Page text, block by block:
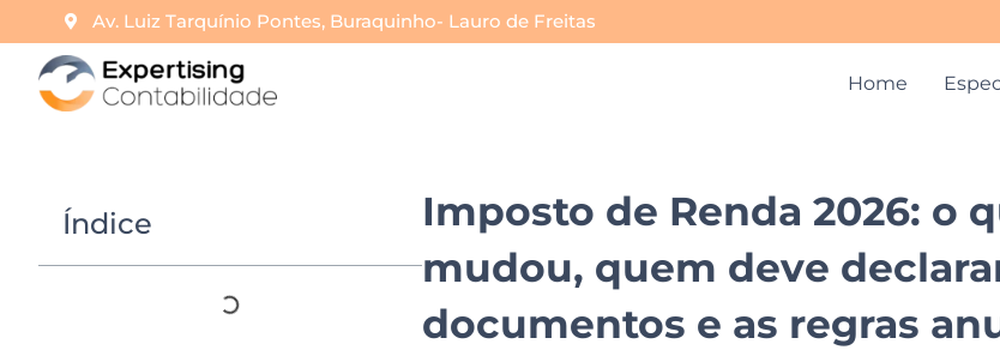
Av. Luiz Tarquínio Pontes, Buraquinho- Lauro de Freitas
Home
Índice
Imposto de Renda 2026: o
mudou, quem deve
documentos e as regras